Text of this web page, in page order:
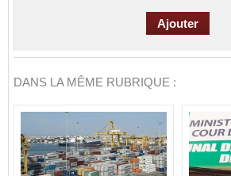
DANS LA MÊME RUBRIQUE :